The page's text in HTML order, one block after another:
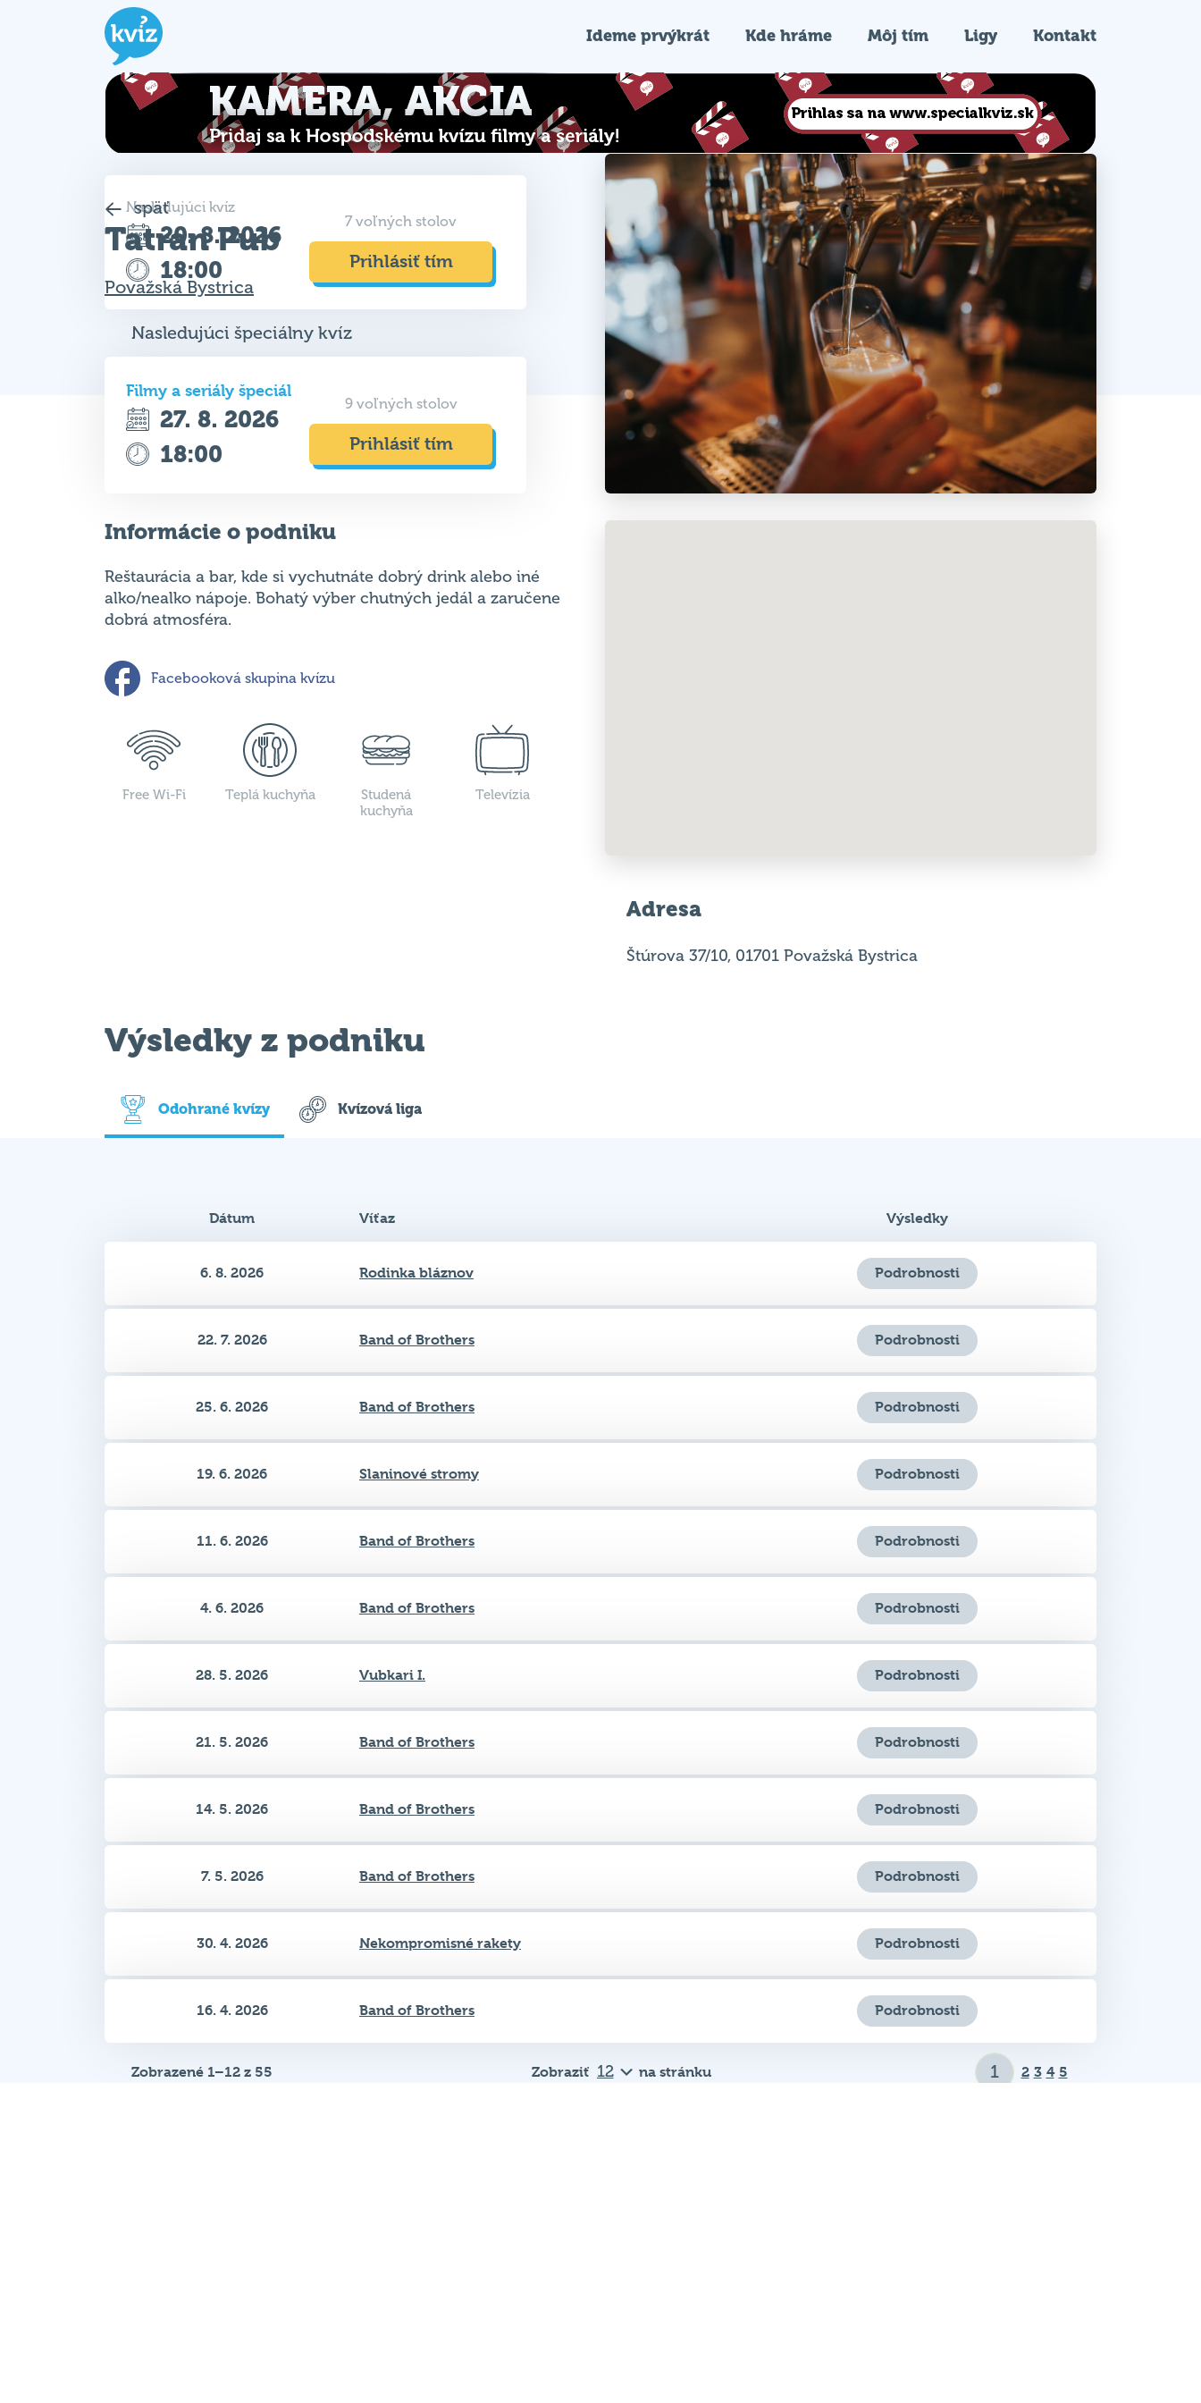
Ideme prvýkrát Kde hráme Môj tím Ligy Kontakt
späť
Tatran Pub
Považská Bystrica
Nasledujúci kvíz
20. 8. 2026
18:00
7 voľných stolov
Prihlásiť tím
Nasledujúci špeciálny kvíz
Filmy a seriály špeciál
27. 8. 2026
18:00
9 voľných stolov
Prihlásiť tím
Informácie o podniku
Reštaurácia a bar, kde si vychutnáte dobrý drink alebo iné
alko/nealko nápoje. Bohatý výber chutných jedál a zaručene
dobrá atmosféra.
Facebooková skupina kvízu
Free Wi-Fi Teplá kuchyňa
Studená
kuchyňa
Televízia
Adresa
Štúrova 37/10, 01701 Považská Bystrica
Výsledky z podniku
Odohrané kvízy Kvízová liga
Dátum Víťaz Výsledky
6. 8. 2026 Rodinka bláznov Podrobnosti
22. 7. 2026 Band of Brothers Podrobnosti
25. 6. 2026 Band of Brothers Podrobnosti
19. 6. 2026 Slaninové stromy Podrobnosti
11. 6. 2026 Band of Brothers Podrobnosti
4. 6. 2026 Band of Brothers Podrobnosti
28. 5. 2026 Vubkari I. Podrobnosti
21. 5. 2026 Band of Brothers Podrobnosti
14. 5. 2026 Band of Brothers Podrobnosti
7. 5. 2026 Band of Brothers Podrobnosti
30. 4. 2026 Nekompromisné rakety Podrobnosti
16. 4. 2026 Band of Brothers Podrobnosti
Zobrazené 1–12 z 55 Zobraziť na stránku 2 3 4 5